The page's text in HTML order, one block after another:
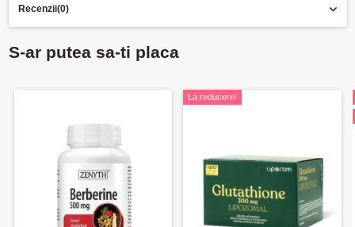
Recenzii(0)
S-ar putea sa-ti placa
La reducere!